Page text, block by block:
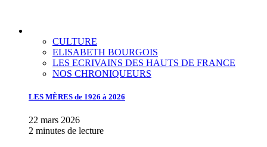
CULTURE
ELISABETH BOURGOIS
LES ECRIVAINS DES HAUTS DE FRANCE
NOS CHRONIQUEURS
LES MÈRES de 1926 à 2026
22 mars 2026
2 minutes de lecture